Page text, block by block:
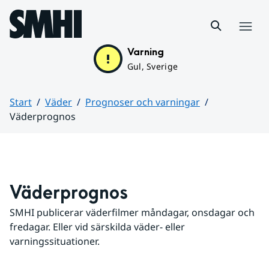
Hoppa till sidans innehåll
Varning
Gul, Sverige
Start Väder
Prognoser och varningar
Väderprognos
Väderprognos
SMHI publicerar väderfilmer måndagar, onsdagar och
fredagar. Eller vid särskilda väder- eller
varningssituationer.